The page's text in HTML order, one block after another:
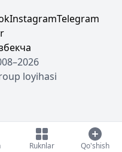
InstagramTelegram
loyihasi
Ruknlar Qo'shish